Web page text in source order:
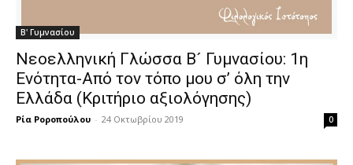
Β' Γυμνασίου
Νεοελληνική Γλώσσα Β´ Γυμνασίου: 1η
Ενότητα-Από τον τόπο μου σ’ όλη την
Ελλάδα (Κριτήριο αξιολόγησης)
Ρία Ροροπούλου - 24 Οκτωβρίου 2019 0